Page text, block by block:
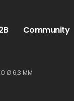
Community
Ø 6,3 MM